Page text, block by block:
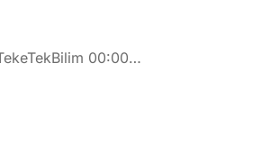
00:00
dizi teklifi
role nasıl